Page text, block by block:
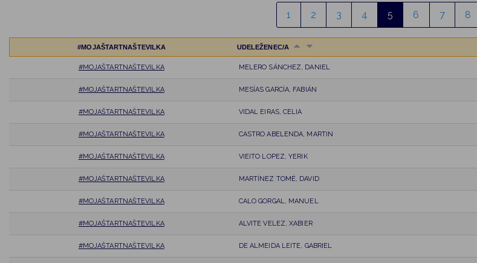
1 2 3 4 5 6 7 8
#MOJAŠTARTNAŠTEVILKA UDELEŽENEC/A
#MOJAŠTARTNAŠTEVILKA MELERO SÁNCHEZ, DANIEL
#MOJAŠTARTNAŠTEVILKA MESÍAS GARCÍA, FABIÁN
#MOJAŠTARTNAŠTEVILKA VIDAL EIRAS, CELIA
#MOJAŠTARTNAŠTEVILKA CASTRO ABELENDA, MARTIN
#MOJAŠTARTNAŠTEVILKA VIEITO LOPEZ, YERIK
#MOJAŠTARTNAŠTEVILKA MARTÍNEZ TOMÉ, DAVID
#MOJAŠTARTNAŠTEVILKA CALO GORGAL, MANUEL
#MOJAŠTARTNAŠTEVILKA ALVITE VELEZ, XABIER
#MOJAŠTARTNAŠTEVILKA DE ALMEIDA LEITE, GABRIEL